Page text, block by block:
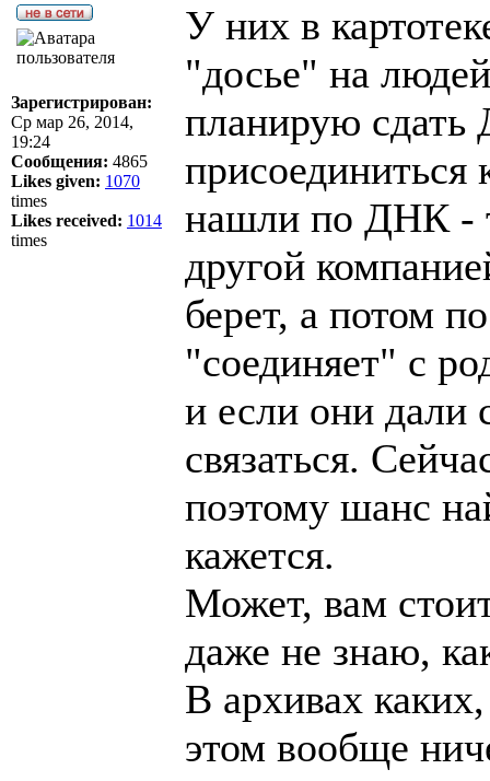
Зарегистрирован:
Ср мар 26, 2014,
19:24
Сообщения: 4865
Likes given: 1070
times
Likes received: 1014
times
У них в
"досье" на
планирую
присоединиться
нашли по ДНК -
другой
берет, а потом
"соединяет" с
и если они дали
связаться.
поэтому шанс
кажется.
Может, вам
даже не знаю,
В архивах
этом вообще